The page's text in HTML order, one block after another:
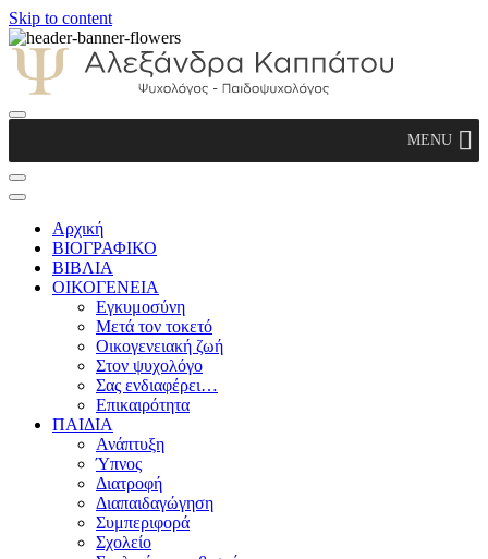
Skip to content
Παιδοψυχολόγος
MENU
Αρχική
ΒΙΟΓΡΑΦΙΚΟ
ΒΙΒΛΙΑ
ΟΙΚΟΓΕΝΕΙΑ
Εγκυμοσύνη
Μετά τον τοκετό
Οικογενειακή ζωή
Στον ψυχολόγο
Σας ενδιαφέρει…
Επικαιρότητα
ΠΑΙΔΙΑ
Ανάπτυξη
Ύπνος
Διατροφή
Διαπαιδαγώγηση
Συμπεριφορά
Σχολείο